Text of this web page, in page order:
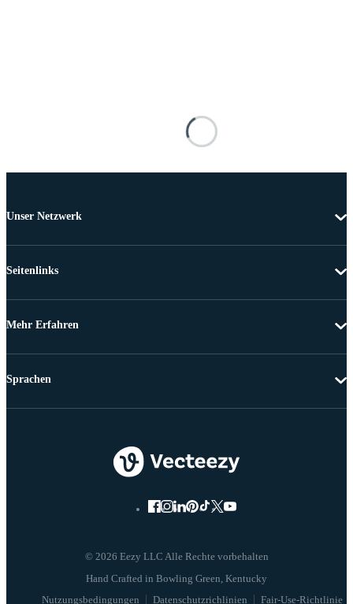
Unser Netzwerk
Seitenlinks
Mehr Erfahren
© 2026 Eezy LLC Alle Rechte vorbehalten
Nutzungsbedingungen Datenschutzrichlinien Fair-Use-Richtlinie
Sprachen